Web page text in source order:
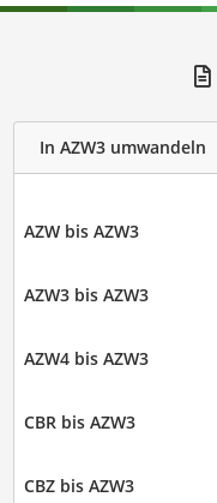
In AZW3 umwandeln
AZW bis AZW3
AZW3 bis AZW3
AZW4 bis AZW3
CBR bis AZW3
CBZ bis AZW3